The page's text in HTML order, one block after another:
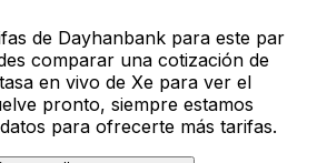
de Dayhanbank para este par
comparar una cotización de
en vivo de Xe para ver el
pronto, siempre estamos
para ofrecerte más tarifas.